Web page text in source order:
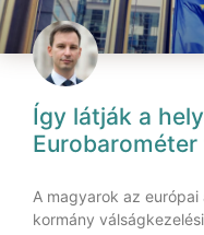
Így látják a
A magyarok az
kormány